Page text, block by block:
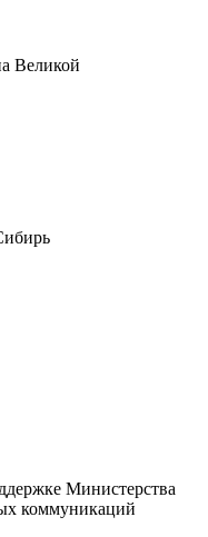
Великой
Министерства
коммуникаций